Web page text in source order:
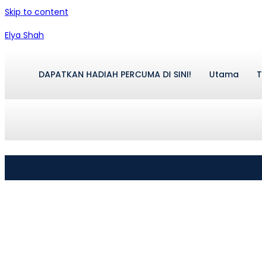
Skip to content
Elya Shah
DAPATKAN HADIAH PERCUMA DI SINI! Utama